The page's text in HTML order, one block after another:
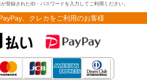
登録されたID・パスワードを入力してご利用ください。
、クレカをご利用のお客様